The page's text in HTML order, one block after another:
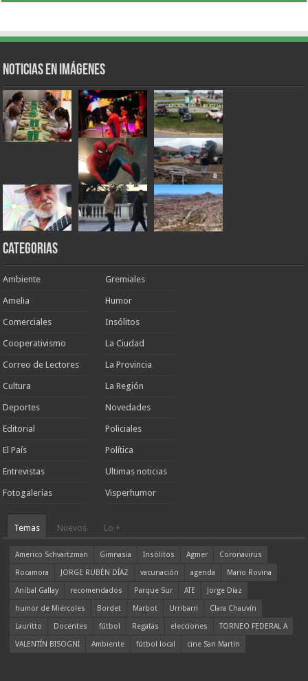
Noticias en Imágenes
Categorias
Ambiente
Amelia
Comerciales
Cooperativismo
Correo de Lectores
Cultura
Deportes
Editorial
El País
Entrevistas
Fotogalerías
Gremiales
Humor
Insólitos
La Ciudad
La Provincia
La Región
Novedades
Policiales
Política
Ultimas noticias
Visperhumor
Temas Nuevos Lo +
Americo Schvartzman Gimnasia Insólitos Agmer
Coronavirus
Rocamora
JORGE RUBÉN DÍAZ vacunación agenda
Mario Rovina
Aníbal Gallay
recomendados Parque Sur ATE
Jorge Díaz
humor de Miércoles
Bordet Marbot Urribarri
Clara Chauvín
Lauritto
Docentes fútbol Regatas elecciones
TORNEO FEDERAL A
VALENTÍN BISOGNI
Ambiente fútbol local cine San Martín